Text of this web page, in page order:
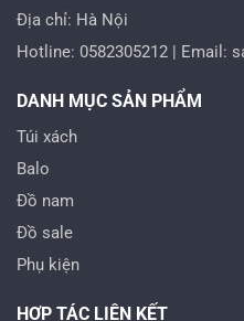
Địa chỉ: Hà Nội
Hotline: 0582305212 | Email:
DANH MỤC SẢN PHẨM
Túi xách
Balo
Đồ nam
Đồ sale
Phụ kiện
HỢP TÁC LIÊN KẾT